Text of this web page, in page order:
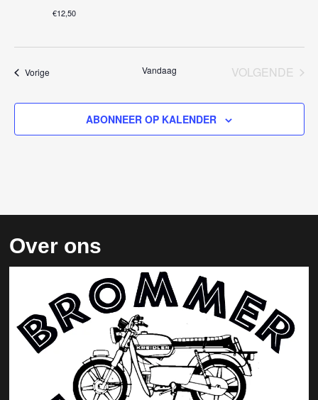
i
e
€12,50
VorigeEvenementen Vandaag
VOLGENDE
ABONNEER OP KALENDER
Over ons